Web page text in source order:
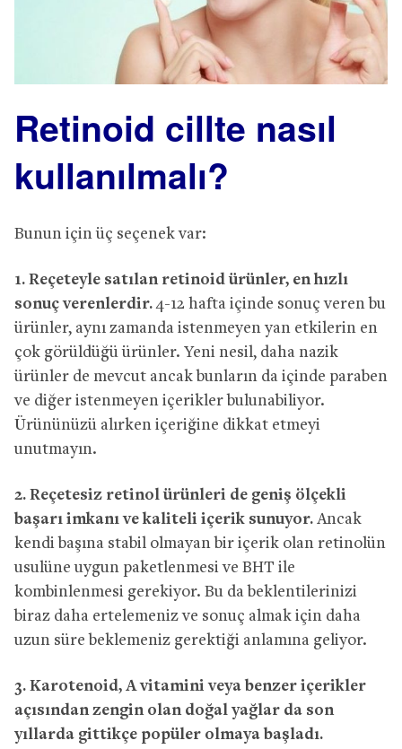
Retinoid cillte nasıl
kullanılmalı?
Bunun için üç seçenek var:
1. Reçeteyle satılan retinoid ürünler, en hızlı
sonuç verenlerdir.4-12 hafta içinde sonuç veren bu
ürünler, aynı zamanda istenmeyen yan etkilerin en
çok görüldüğü ürünler. Yeni nesil, daha nazik
ürünler de mevcut ancak bunların da içinde paraben
ve diğer istenmeyen içerikler bulunabiliyor.
Ürününüzü alırken içeriğine dikkat etmeyi
unutmayın.
2. Reçetesiz retinol ürünleri de geniş ölçekli
başarı imkanı ve kaliteli içerik sunuyor. Ancak
kendi başına stabil olmayan bir içerik olan retinolün
usulüne uygun paketlenmesi ve BHT ile
kombinlenmesi gerekiyor. Bu da beklentilerinizi
biraz daha ertelemeniz ve sonuç almak için daha
uzun süre beklemeniz gerektiği anlamına geliyor.
3. Karotenoid, A vitamini veya benzer içerikler
açısından zengin olan doğal yağlar da son
yıllarda gittikçe popüler olmaya başladı.